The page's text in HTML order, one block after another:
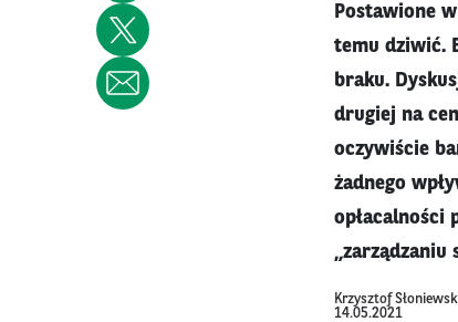
Postawione
temu dziwić.
braku.
drugiej na
oczywiście
żadnego
opłacalności
„zarządzaniu
Krzysztof
14.05.2021